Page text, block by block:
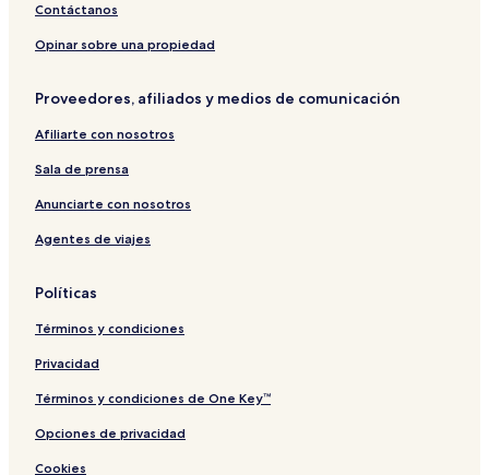
Contáctanos
Opinar sobre una propiedad
Proveedores, afiliados y medios de comunicación
Afiliarte con nosotros
Sala de prensa
Anunciarte con nosotros
Agentes de viajes
Políticas
Términos y condiciones
Privacidad
Términos y condiciones de One Key™
Opciones de privacidad
Cookies